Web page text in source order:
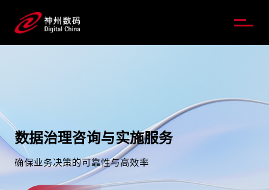
数据治理咨询与实施服务
确保业务决策的可靠性与高效率